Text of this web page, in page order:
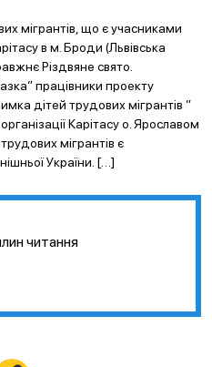
мігрантів, що є учасниками
в м. Броди (Львівська
Різдвяне свято.
працівники проекту
дітей трудових мігрантів ”
Карітасу о. Ярославом
мігрантів є
України. […]
читання